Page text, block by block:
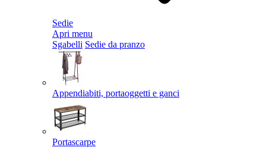
Sedie
Apri menu
Sgabelli Sedie da pranzo
Appendiabiti, portaoggetti e ganci
Portascarpe